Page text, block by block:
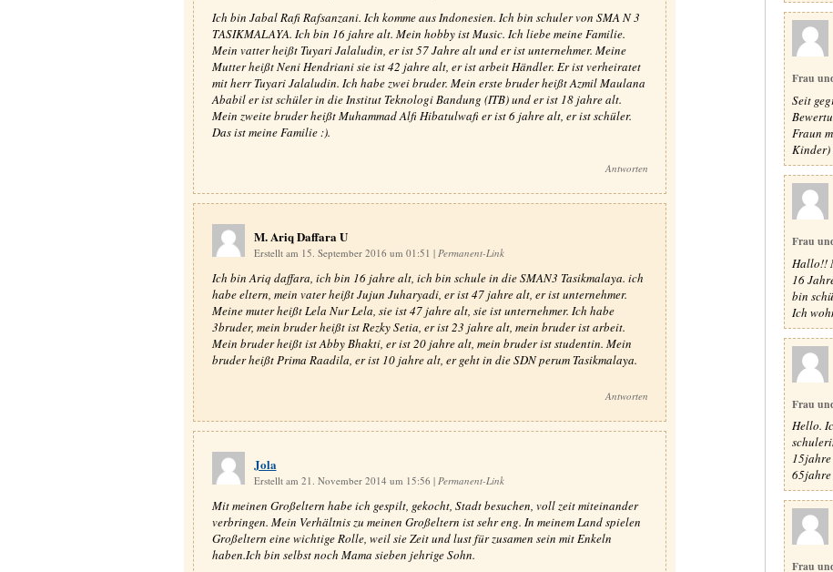
Ich bin Jabal Rafi Rafsanzani. Ich komme aus Indonesien. Ich bin schuler von SMA N 3
TASIKMALAYA. Ich bin 16 jahre alt. Mein hobby ist Music. Ich liebe meine Familie.
Mein vatter heißt Tuyari Jalaludin, er ist 57 Jahre alt und er ist unternehmer. Meine
Mutter heißt Neni Hendriani sie ist 42 jahre alt, er ist arbeit Händler. Er ist verheiratet
mit herr Tuyari Jalaludin. Ich habe zwei bruder. Mein erste bruder heißt Azmil Maulana
Ababil er ist schüler in die Institut Teknologi Bandung (ITB) und er ist 18 jahre alt.
Mein zweite bruder heißt Muhammad Alfi Hibatulwafi er ist 6 jahre alt, er ist schüler.
Das ist meine Familie :).
Antworten
M. Ariq Daffara U
Erstellt am 15. September 2016 um 01:51 | Permanent-Link
Ich bin Ariq daffara, ich bin 16 jahre alt, ich bin schule in die SMAN3 Tasikmalaya. ich
habe eltern, mein vater heißt Jujun Juharyadi, er ist 47 jahre alt, er ist unternehmer.
Meine muter heißt Lela Nur Lela, sie ist 47 jahre alt, sie ist unternehmer. Ich habe
3bruder, mein bruder heißt ist Rezky Setia, er ist 23 jahre alt, mein bruder ist arbeit.
Mein bruder heißt ist Abby Bhakti, er ist 20 jahre alt, mein bruder ist studentin. Mein
bruder heißt Prima Raadila, er ist 10 jahre alt, er geht in die SDN perum Tasikmalaya.
Antworten
Jola
Erstellt am 21. November 2014 um 15:56 | Permanent-Link
Mit meinen Großeltern habe ich gespilt, gekocht, Stadt besuchen, voll zeit miteinander
verbringen. Mein Verhältnis zu meinen Großeltern ist sehr eng. In meinem Land spielen
Großeltern eine wichtige Rolle, weil sie Zeit und lust für zusamen sein mit Enkeln
haben.Ich bin selbst noch Mama sieben jehrige Sohn.
Frau
Seit
Fraun
Kinder)
Frau
Hallo!!
16
bin
Ich
Frau
Hello.
65jahre
Frau